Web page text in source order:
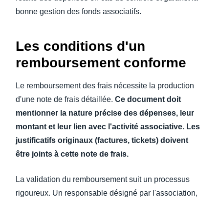
bonne gestion des fonds associatifs.
Les conditions d'un
remboursement conforme
Le remboursement des frais nécessite la production
d'une note de frais détaillée. Ce document doit
mentionner la nature précise des dépenses, leur
montant et leur lien avec l'activité associative. Les
justificatifs originaux (factures, tickets) doivent
être joints à cette note de frais.
La validation du remboursement suit un processus
rigoureux. Un responsable désigné par l'association,